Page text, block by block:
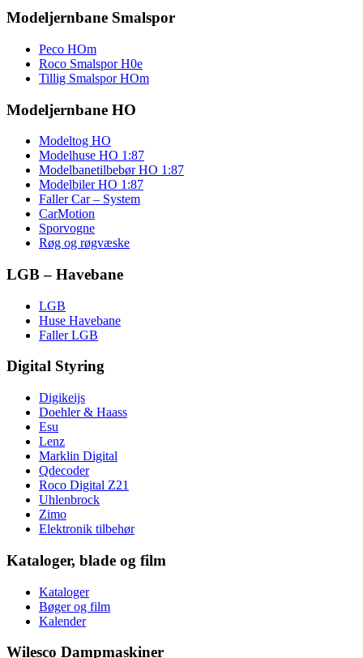
Modeljernbane Smalspor
Peco HOm
Roco Smalspor H0e
Tillig Smalspor HOm
Modeljernbane HO
Modeltog HO
Modelhuse HO 1:87
Modelbanetilbebør HO 1:87
Modelbiler HO 1:87
Faller Car – System
CarMotion
Sporvogne
Røg og røgvæske
LGB – Havebane
LGB
Huse Havebane
Faller LGB
Digital Styring
Digikeijs
Doehler & Haass
Esu
Lenz
Marklin Digital
Qdecoder
Roco Digital Z21
Uhlenbrock
Zimo
Elektronik tilbehør
Kataloger, blade og film
Kataloger
Bøger og film
Kalender
Wilesco Dampmaskiner